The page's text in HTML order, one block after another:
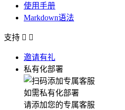
使用手册
Markdown语法
支持  
邀请有礼
私有化部署
如需私有化部署
请添加您的专属客服